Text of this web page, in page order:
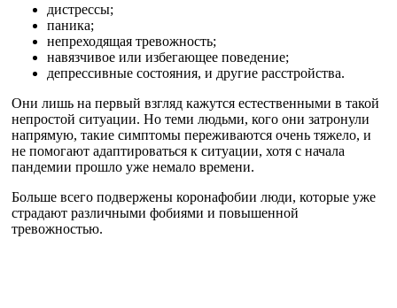
дистрессы;
паника;
непреходящая тревожность;
навязчивое или избегающее поведение;
депрессивные состояния, и другие расстройства.
Они лишь на первый взгляд кажутся естественными в такой
непростой ситуации. Но теми людьми, кого они затронули
напрямую, такие симптомы переживаются очень тяжело, и
не помогают адаптироваться к ситуации, хотя с начала
пандемии прошло уже немало времени.
Больше всего подвержены коронафобии люди, которые уже
страдают различными фобиями и повышенной
тревожностью.